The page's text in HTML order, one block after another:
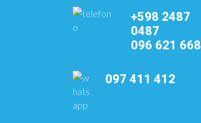
+598 2487
0487
096 621 668
097 411 412